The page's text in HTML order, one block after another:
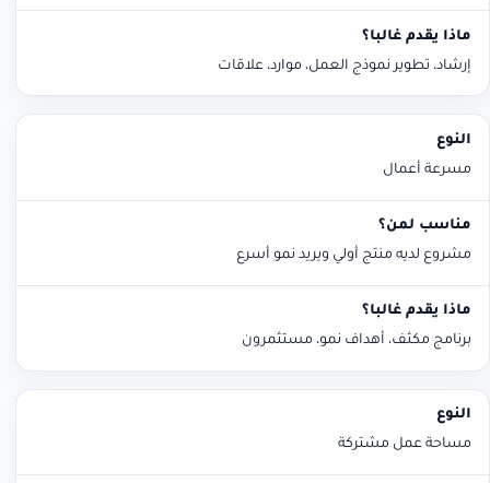
إرشاد، تطوير نموذج العمل، موارد، علاقات
مسرعة أعمال
مشروع لديه منتج أولي ويريد نمو أسرع
برنامج مكثف، أهداف نمو، مستثمرون
مساحة عمل مشتركة